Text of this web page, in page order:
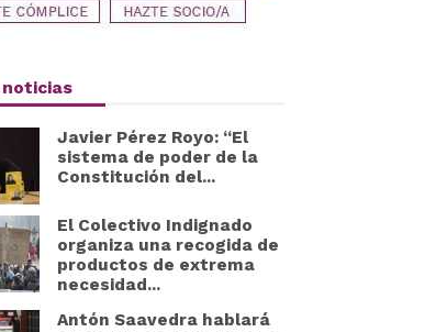
Javier Pérez Royo: “El
sistema de poder de la
Constitución del...
El Colectivo Indignado
organiza una recogida de
productos de extrema
necesidad...
Antón Saavedra hablará